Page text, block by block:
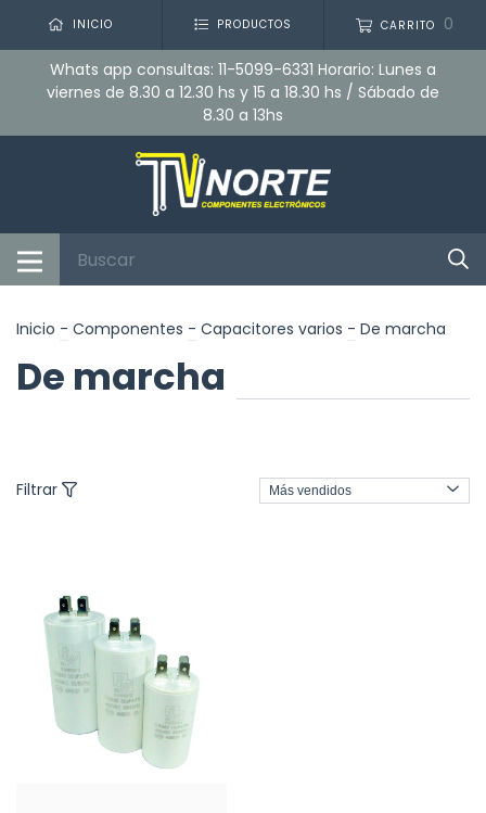
INICIO PRODUCTOS CARRITO 0
Whats app consultas: 11-5099-6331 Horario: Lunes a
viernes de 8.30 a 12.30 hs y 15 a 18.30 hs / Sábado de
8.30 a 13hs
Inicio - Componentes - Capacitores varios - De marcha
De marcha
Filtrar